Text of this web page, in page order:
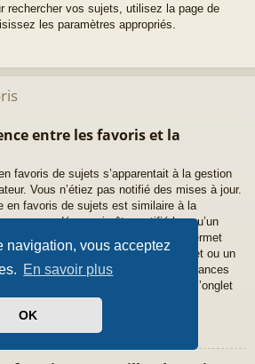
navigation, vous acceptez
En savoir plus
OK
rechercher vos sujets, utilisez la page de
les paramètres appropriés.
entre les favoris et la
favoris de sujets s’apparentait à la gestion
Vous n’étiez pas notifié des mises à jour.
en favoris de sujets est similaire à la
pouvez désormais être notifié lorsqu’un
Cependant, la surveillance vous permet
y a une mise à jour dans un sujet ou un
pour les favoris et les surveillances
le panneau de l’utilisateur dans l’onglet